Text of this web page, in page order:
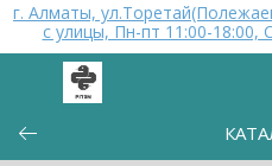
г. Алматы,
с улицы, Пн-пт 11:00-18:00,